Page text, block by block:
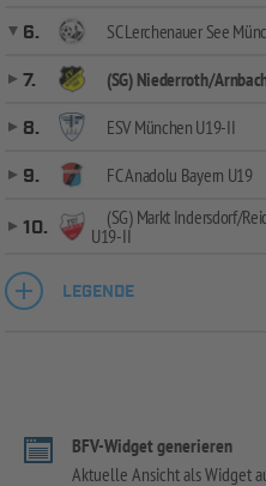
6.
SC Lerchenauer See
7.
(SG) Niederroth/
8.
ESV München U19-II
9.
FC Anadolu Bayern U19
10.
(SG) Markt Indersdorf/
U19-II
LEGENDE
BFV-Widget generieren
Aktuelle Ansicht als Widget